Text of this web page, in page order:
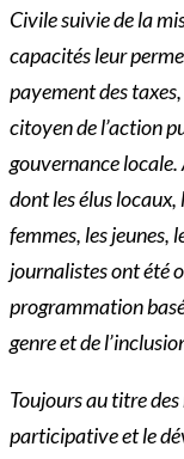
Civile suivie de la
capacités leur
payement des
citoyen de l’action
gouvernance
dont les élus locaux,
femmes, les jeunes,
journalistes ont été
programmation
genre et de
Toujours au titre
participative et le